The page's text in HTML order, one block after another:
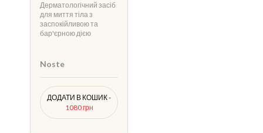
Дерматологічний засіб
для миття тіла з
заспокійливою та
бар'єрною дією
Noste
ДОДАТИ В КОШИК -
1080 грн